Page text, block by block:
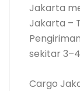
Jakarta
Jakarta –
sekitar
Cargo